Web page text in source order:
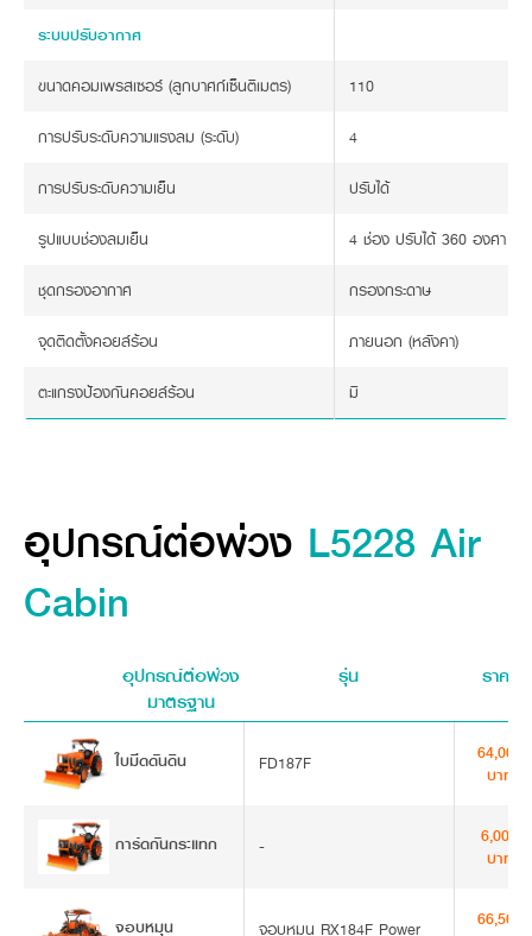
ระบบปรับอากาศ
ขนาดคอมเพรสเซอร์ (ลูกบาศก์เซ็นติเมตร) 110
การปรับระดับความแรงลม (ระดับ) 4
การปรับระดับความเย็น ปรับได้
รูปแบบช่องลมเย็น 4 ช่อง ปรับได้ 360 องศา
ชุดกรองอากาศ กรองกระดาษ
จุดติดตั้งคอยล์ร้อน ภายนอก (หลังคา)
ตะแกรงป้องกันคอยล์ร้อน มี
อุปกรณ์ต่อพ่วง L5228 Air
Cabin
อุปกรณ์ต่อพ่วง
มาตรฐาน
รุ่น ราคา
ใบมีดดันดิน FD187F
64,000
บาท
การ์ดกันกระแทก -
6,000
บาท
จอบหมุน จอบหมุน RX184F Power
66,500